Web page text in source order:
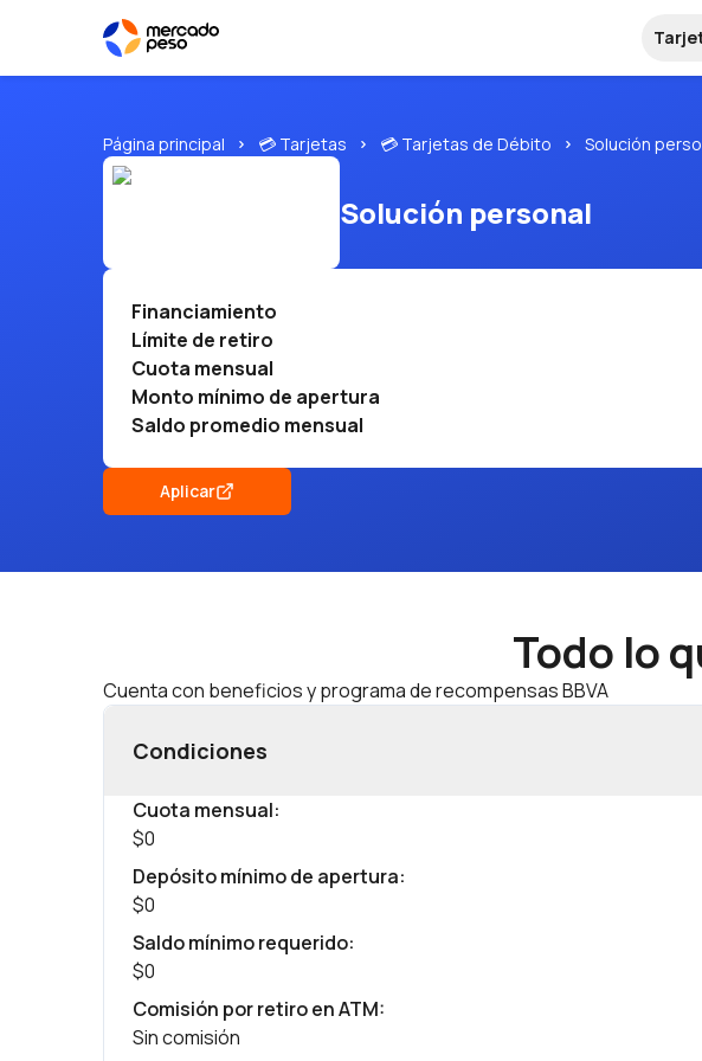
Página principal 💳 Tarjetas 💳 Tarjetas de Débito Solución
Solución personal
Financiamiento
Límite de retiro
Cuota mensual
Monto mínimo de apertura
Saldo promedio mensual
Aplicar
Todo lo
Cuenta con beneficios y programa de recompensas BBVA
Condiciones
Cuota mensual:
$0
Depósito mínimo de apertura:
$0
Saldo mínimo requerido:
$0
Comisión por retiro en ATM:
Sin comisión